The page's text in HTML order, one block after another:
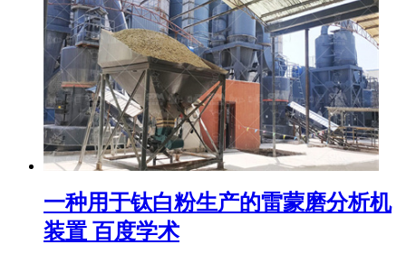
一种用于钛白粉生产的雷蒙磨分析机
装置 百度学术